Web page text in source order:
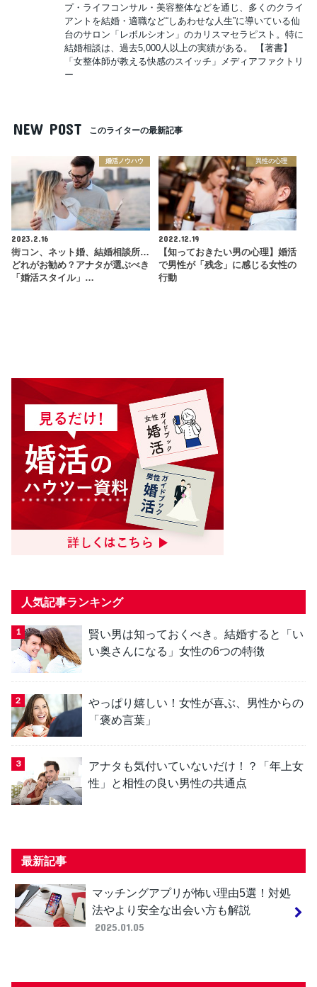
プ・ライフコンサル・美容整体などを通じ、多くのクライ
アントを結婚・適職など“しあわせな人生”に導いている仙
台のサロン「レボルシオン」のカリスマセラピスト。特に
結婚相談は、過去5,000人以上の実績がある。 【著書】
「女整体師が教える快感のスイッチ」メディアファクトリ
ー
NEW POST このライターの最新記事
婚活ノウハウ
2023.2.16
街コン、ネット婚、結婚相談所…
どれがお勧め？アナタが選ぶべき
「婚活スタイル」…
異性の心理
2022.12.19
【知っておきたい男の心理】婚活
で男性が「残念」に感じる女性の
行動
人気記事ランキング
賢い男は知っておくべき。結婚すると「い
い奥さんになる」女性の6つの特徴
やっぱり嬉しい！女性が喜ぶ、男性からの
「褒め言葉」
アナタも気付いていないだけ！？「年上女
性」と相性の良い男性の共通点
最新記事
マッチングアプリが怖い理由5選！対処
法やより安全な出会い方も解説
2025.01.05